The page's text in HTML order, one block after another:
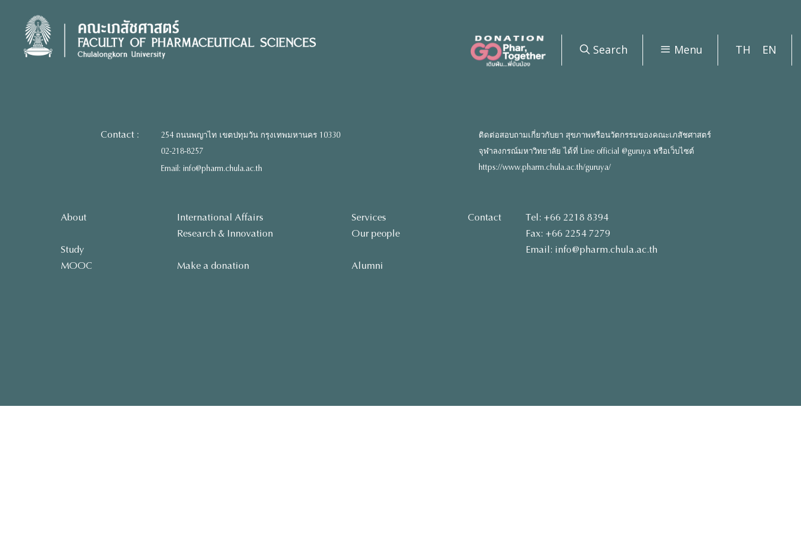
content
Search Menu TH EN
Contact :
254 ถนนพญาไท เขตปทุมวัน กรุงเทพมหานคร 10330
02-218-8257
Email: info@pharm.chula.ac.th
ติดต่อสอบถามเกี่ยวกับยา สุขภาพหรือนวัตกรรมของคณะเภสัชศาสตร์
จุฬาลงกรณ์มหาวิทยาลัย ได้ที่ Line official @guruya หรือเว็บไซต์
https://www.pharm.chula.ac.th/guruya/
About
Study
MOOC
International Affairs
Research & Innovation
Make a donation
Services
Our people
Alumni
Contact
Tel: +66 2218 8394
Fax: +66 2254 7279
Email: info@pharm.chula.ac.th